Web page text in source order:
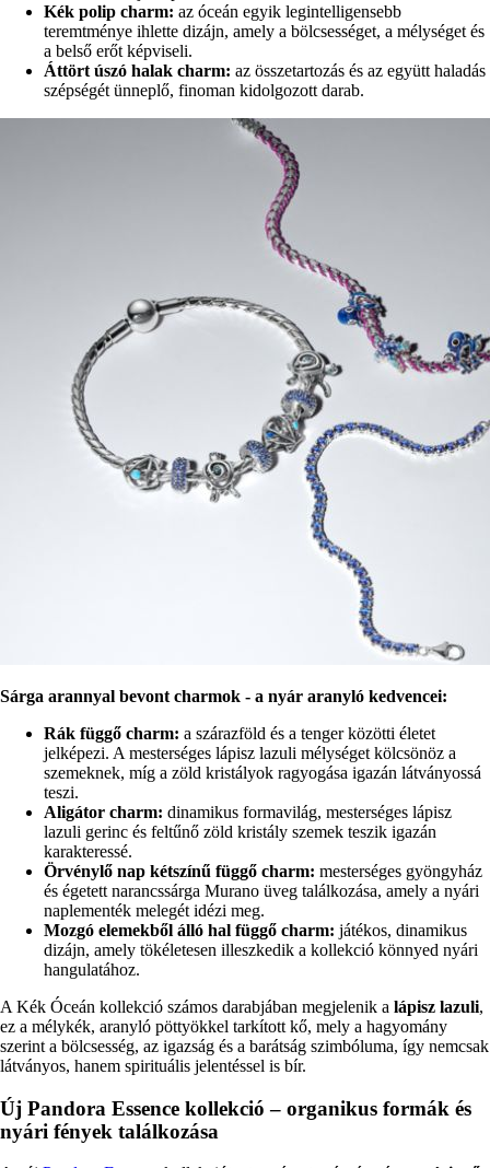
Kék polip charm: az óceán egyik legintelligensebb
teremtménye ihlette dizájn, amely a bölcsességet, a mélységet és
a belső erőt képviseli.
Áttört úszó halak charm: az összetartozás és az együtt haladás
szépségét ünneplő, finoman kidolgozott darab.
Sárga arannyal bevont charmok - a nyár aranyló kedvencei:
Rák függő charm: a szárazföld és a tenger közötti életet
jelképezi. A mesterséges lápisz lazuli mélységet kölcsönöz a
szemeknek, míg a zöld kristályok ragyogása igazán látványossá
teszi.
Aligátor charm: dinamikus formavilág, mesterséges lápisz
lazuli gerinc és feltűnő zöld kristály szemek teszik igazán
karakteressé.
Örvénylő nap kétszínű függő charm: mesterséges gyöngyház
és égetett narancssárga Murano üveg találkozása, amely a nyári
naplementék melegét idézi meg.
Mozgó elemekből álló hal függő charm: játékos, dinamikus
dizájn, amely tökéletesen illeszkedik a kollekció könnyed nyári
hangulatához.
A Kék Óceán kollekció számos darabjában megjelenik a lápisz lazuli,
ez a mélykék, aranyló pöttyökkel tarkított kő, mely a hagyomány
szerint a bölcsesség, az igazság és a barátság szimbóluma, így nemcsak
látványos, hanem spirituális jelentéssel is bír.
Új Pandora Essence kollekció – organikus formák és
nyári fények találkozása